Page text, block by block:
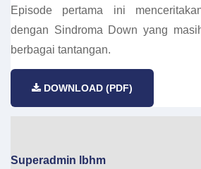
Episode pertama ini
dengan Sindroma Down yang
berbagai tantangan.
DOWNLOAD (PDF)
Superadmin lbhm